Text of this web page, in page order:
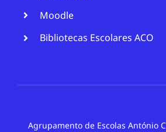
Moodle
Bibliotecas Escolares ACO
Agrupamento de Escolas António